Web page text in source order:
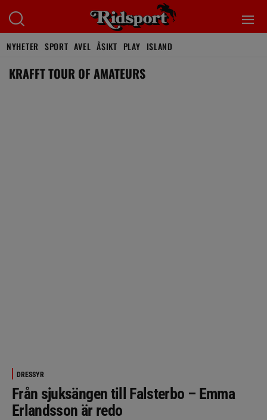
NYHETER SPORT AVEL ÅSIKT PLAY ISLAND
KRAFFT TOUR OF AMATEURS
DRESSYR
Från sjuksängen till Falsterbo – Emma
Erlandsson är redo